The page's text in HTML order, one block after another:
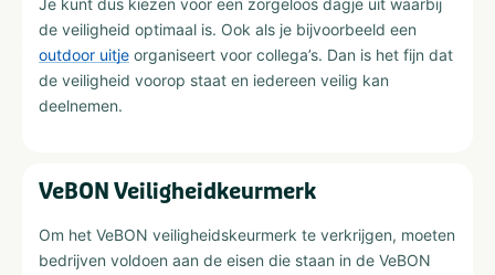
Je kunt dus kiezen voor een zorgeloos dagje uit waarbij
de veiligheid optimaal is. Ook als je bijvoorbeeld een
outdoor uitje organiseert voor collega’s. Dan is het fijn dat
de veiligheid voorop staat en iedereen veilig kan
deelnemen.
VeBON Veiligheidkeurmerk
Om het VeBON veiligheidskeurmerk te verkrijgen, moeten
bedrijven voldoen aan de eisen die staan in de VeBON